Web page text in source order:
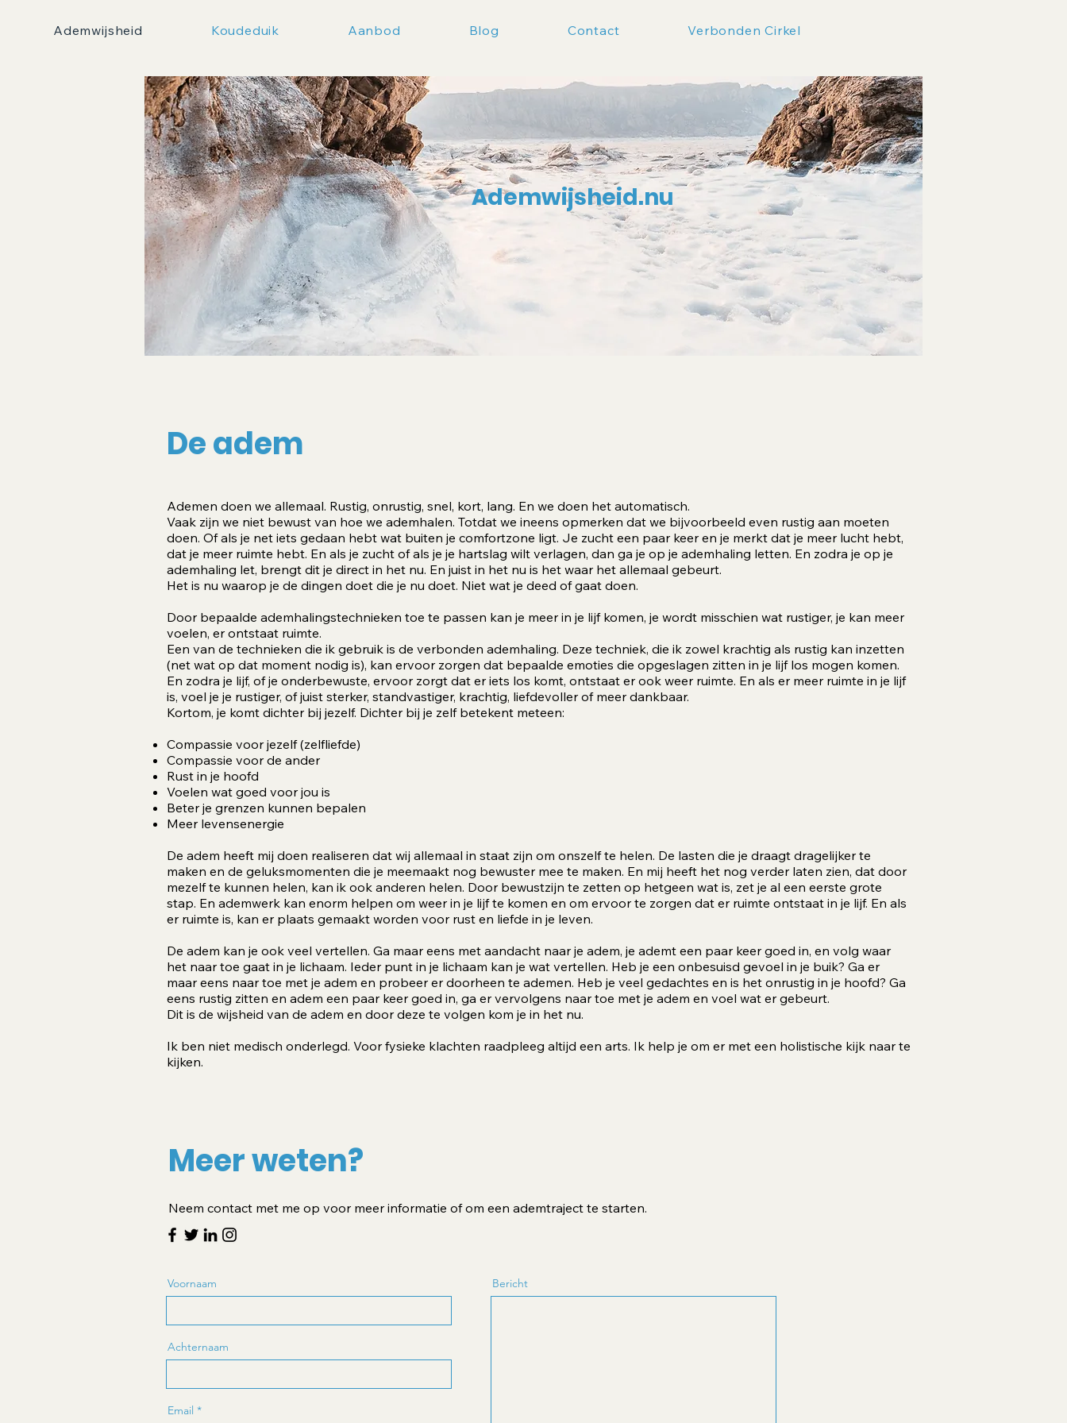
Ademwijsheid Koudeduik Aanbod Blog Contact Verbonden Cirkel
Ademwijsheid.nu
De adem
Ademen doen we allemaal. Rustig, onrustig, snel, kort, lang. En we doen het automatisch.
Vaak zijn we niet bewust van hoe we ademhalen. Totdat we ineens opmerken dat we bijvoorbeeld even rustig aan moeten
doen. Of als je net iets gedaan hebt wat buiten je comfortzone ligt. Je zucht een paar keer en je merkt dat je meer lucht hebt,
dat je meer ruimte hebt. En als je zucht of als je je hartslag wilt verlagen, dan ga je op je ademhaling letten. En zodra je op je
ademhaling let, brengt dit je direct in het nu. En juist in het nu is het waar het allemaal gebeurt.
Het is nu waarop je de dingen doet die je nu doet. Niet wat je deed of gaat doen.
Door bepaalde ademhalingstechnieken toe te passen kan je meer in je lijf komen, je wordt misschien wat rustiger, je kan meer
voelen, er ontstaat ruimte.
Een van de technieken die ik gebruik is de verbonden ademhaling. Deze techniek, die ik zowel krachtig als rustig kan inzetten
(net wat op dat moment nodig is), kan ervoor zorgen dat bepaalde emoties die opgeslagen zitten in je lijf los mogen komen.
En zodra je lijf, of je onderbewuste, ervoor zorgt dat er iets los komt, ontstaat er ook weer ruimte. En als er meer ruimte in je lijf
is, voel je je rustiger, of juist sterker, standvastiger, krachtig, liefdevoller of meer dankbaar.
Kortom, je komt dichter bij jezelf. Dichter bij je zelf betekent meteen:
Compassie voor jezelf (zelfliefde)
Compassie voor de ander
Rust in je hoofd
Voelen wat goed voor jou is
Beter je grenzen kunnen bepalen
Meer levensenergie
De adem heeft mij doen realiseren dat wij allemaal in staat zijn om onszelf te helen. De lasten die je draagt dragelijker te
maken en de geluksmomenten die je meemaakt nog bewuster mee te maken. En mij heeft het nog verder laten zien, dat door
mezelf te kunnen helen, kan ik ook anderen helen. Door bewustzijn te zetten op hetgeen wat is, zet je al een eerste grote
stap. En ademwerk kan enorm helpen om weer in je lijf te komen en om ervoor te zorgen dat er ruimte ontstaat in je lijf. En als
er ruimte is, kan er plaats gemaakt worden voor rust en liefde in je leven.
De adem kan je ook veel vertellen. Ga maar eens met aandacht naar je adem, je ademt een paar keer goed in, en volg waar
het naar toe gaat in je lichaam. Ieder punt in je lichaam kan je wat vertellen. Heb je een onbesuisd gevoel in je buik? Ga er
maar eens naar toe met je adem en probeer er doorheen te ademen. Heb je veel gedachtes en is het onrustig in je hoofd? Ga
eens rustig zitten en adem een paar keer goed in, ga er vervolgens naar toe met je adem en voel wat er gebeurt.
Dit is de wijsheid van de adem en door deze te volgen kom je in het nu.
Ik ben niet medisch onderlegd. Voor fysieke klachten raadpleeg altijd een arts. Ik help je om er met een holistische kijk naar te
kijken.
Meer weten?
Neem contact met me op voor meer informatie of om een ademtraject te starten.
Voornaam
Achternaam
Email
Bericht